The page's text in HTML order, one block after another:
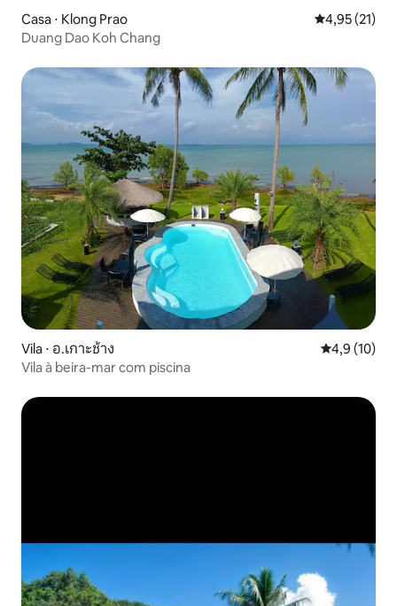
Casa ⋅ Klong Prao 4,95 de uma
4,95 (21)
Duang Dao Koh Chang
Vila ⋅ อ.เกาะช้าง 4,9 de uma
4,9 (10)
Vila à beira-mar com piscina